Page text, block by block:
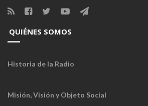
QUIÉNES SOMOS
Historia de la Radio
Misión, Visión y Objeto Social